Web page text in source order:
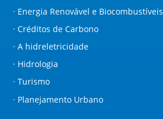
· Energia Renovável e Biocombustíveis
· Créditos de Carbono
· A hidreletricidade
· Hidrologia
· Turismo
· Planejamento Urbano